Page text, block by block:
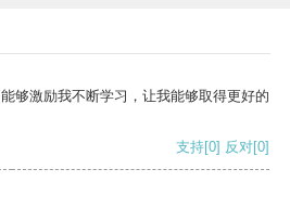
够激励我不断学习，让我能够取得更好的
支持[0] 反对[0]